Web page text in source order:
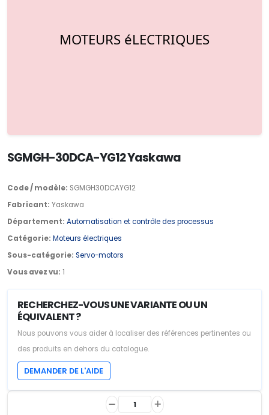
SGMGH-30DCA-YG12 Yaskawa
Code / modèle: SGMGH30DCAYG12
Fabricant: Yaskawa
Département: Automatisation et contrôle des processus
Catégorie: Moteurs électriques
Sous-catégorie: Servo-motors
Vous avez vu: 1
RECHERCHEZ-VOUS UNE VARIANTE OU UN
ÉQUIVALENT ?
Nous pouvons vous aider à localiser des références pertinentes ou
des produits en dehors du catalogue.
DEMANDER DE L'AIDE